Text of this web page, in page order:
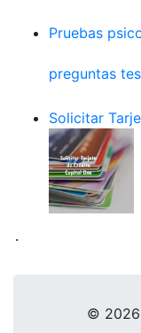
Pruebas
preguntas
Solicitar
.
© 2026